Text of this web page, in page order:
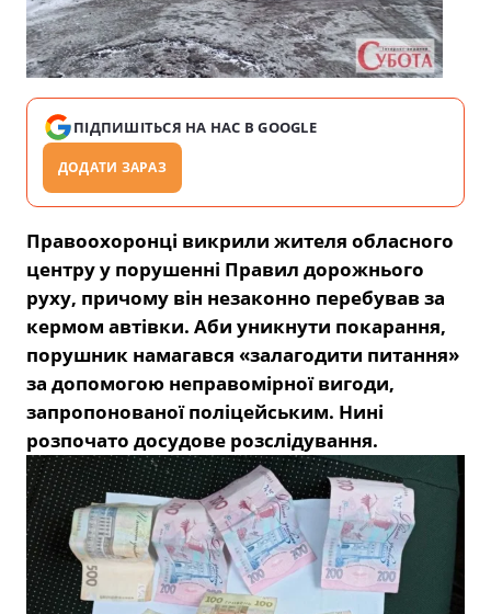
ПІДПИШІТЬСЯ НА НАС В GOOGLE
ДОДАТИ ЗАРАЗ
Правоохоронці викрили жителя обласного
центру у порушенні Правил дорожнього
руху, причому він незаконно перебував за
кермом автівки. Аби уникнути покарання,
порушник намагався «залагодити питання»
за допомогою неправомірної вигоди,
запропонованої поліцейським. Нині
розпочато досудове розслідування.